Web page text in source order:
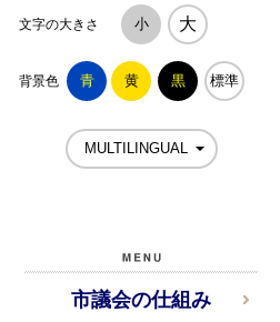
文字の大きさ 小 大
背景色 青 黄 黒 標準
MULTILINGUAL
市議会の仕組み